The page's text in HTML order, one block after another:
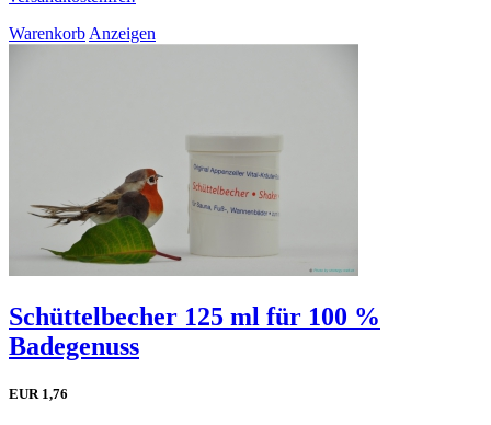
Warenkorb Anzeigen
Schüttelbecher 125 ml für 100 %
Badegenuss
EUR 1,76